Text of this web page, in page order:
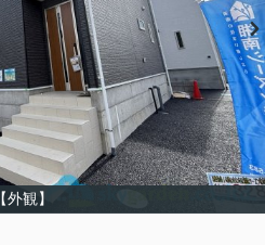
【外観】